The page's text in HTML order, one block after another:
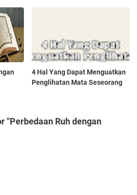
4 Hal Yang Dapat Menguatkan
Penglihatan Mata Seseorang
"Perbedaan Ruh dengan